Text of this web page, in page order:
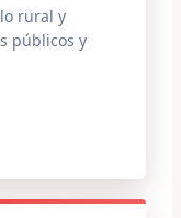
rural y
públicos y